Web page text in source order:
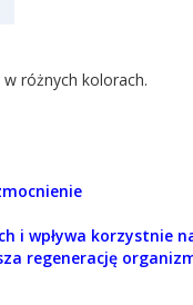
różnych kolorach.
i wpływa korzystnie
regenerację